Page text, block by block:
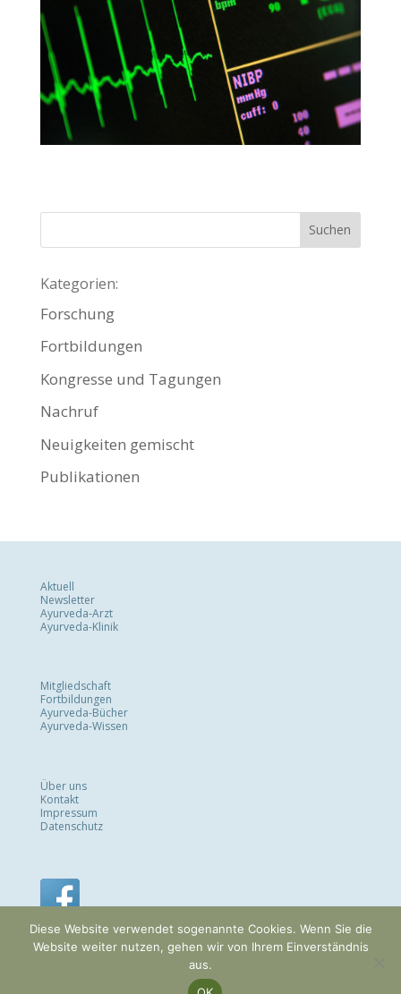
Kategorien:
Forschung
Fortbildungen
Kongresse und Tagungen
Nachruf
Neuigkeiten gemischt
Publikationen
Aktuell
Newsletter
Ayurveda-Arzt
Ayurveda-Klinik
Mitgliedschaft
Fortbildungen
Ayurveda-Bücher
Ayurveda-Wissen
Über uns
Kontakt
Impressum
Datenschutz
Diese Website verwendet sogenannte Cookies. Wenn Sie die
Website weiter nutzen, gehen wir von Ihrem Einverständnis
aus.